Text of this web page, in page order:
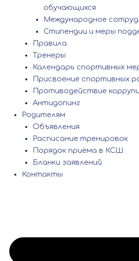
обучающихся
Международное
Стипендии и меры
Правила
Тренеры
Календарь спортивных
Присвоение спортивных
Противодействие
Антидопинг
Родителям
Объявления
Расписание тренировок
Порядок приёма в КСШ
Бланки заявлений
Контакты